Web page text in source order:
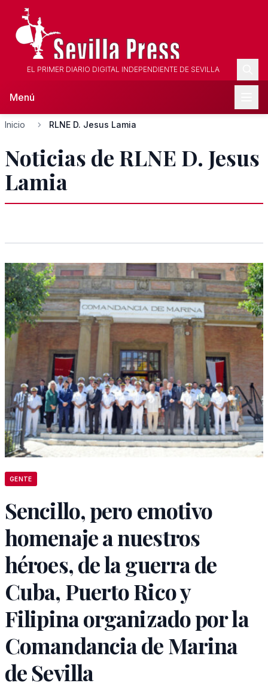
EL PRIMER DIARIO DIGITAL INDEPENDIENTE DE SEVILLA
Menú
Inicio RLNE D. Jesus Lamia
Noticias de RLNE D. Jesus
Lamia
GENTE
Sencillo, pero emotivo
homenaje a nuestros
héroes, de la guerra de
Cuba, Puerto Rico y
Filipina organizado por la
Comandancia de Marina
de Sevilla